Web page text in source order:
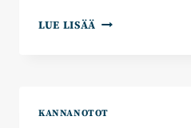
LUE LISÄÄ JYRI
KANNANOTOT